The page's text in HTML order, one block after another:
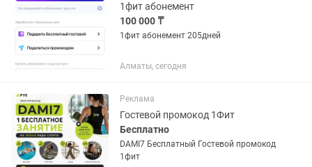
1фит абонемент
100 000 ₸
1фит абонемент 205дней
Алматы, сегодня
Реклама
Гостевой промокод 1Фит
Бесплатно
DAMI7 Бесплатный Гостевой промокод
1фит